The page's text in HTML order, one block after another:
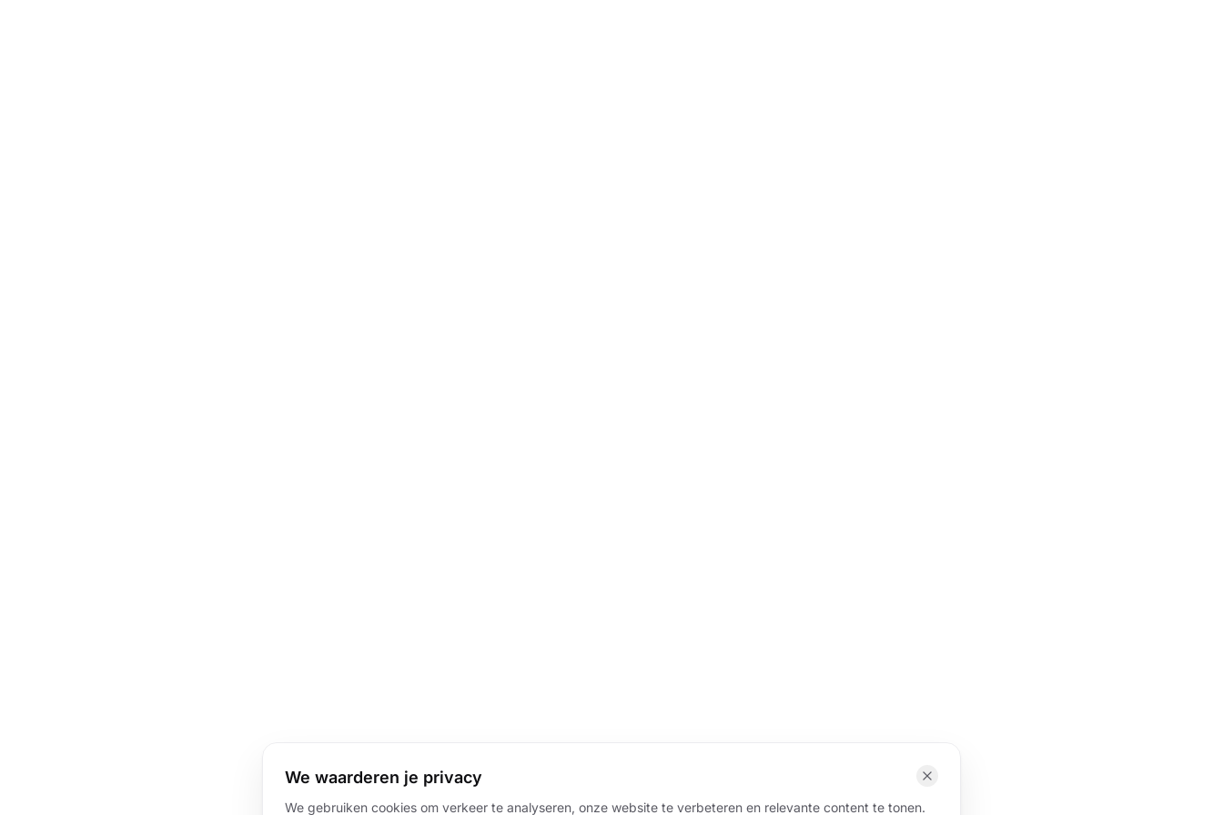
We waarderen je privacy
We gebruiken cookies om verkeer te analyseren, onze website te verbeteren en relevante content te tonen.